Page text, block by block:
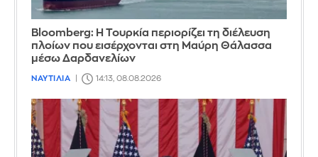
Bloomberg: Η Τουρκία περιορίζει τη διέλευση
πλοίων που εισέρχονται στη Μαύρη Θάλασσα
μέσω Δαρδανελίων
ΝΑΥΤΙΛΙΑ 14:13, 08.08.2026